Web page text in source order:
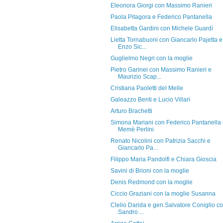
Eleonora Giorgi con Massimo Ranieri
Paola Pitagora e Federico Pantanella
Elisabetta Gardini con Michele Guardì
Lietta Tornabuoni con Giancarlo Pajetta e
Enzo Sic...
Guglielmo Negri con la moglie
Pietro Garinei con Massimo Ranieri e
Maurizio Scap...
Cristiana Paoletti del Melle
Galeazzo Benti e Lucio Villari
Arturo Brachetti
Simona Mariani con Federico Pantanella
Memè Perlini
Renato Nicolini con Patrizia Sacchi e
Giancarlo Pa...
Filippo Maria Pandolfi e Chiara Gioscia
Savini di Brioni con la moglie
Denis Redmond con la moglie
Ciccio Graziani con la moglie Susanna
Clelio Darida e gen.Salvatore Coniglio
Sandro ...